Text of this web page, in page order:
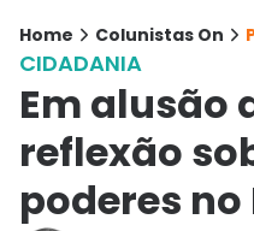
Home Colunistas On
CIDADANIA
Em alusão
reflexão
poderes no